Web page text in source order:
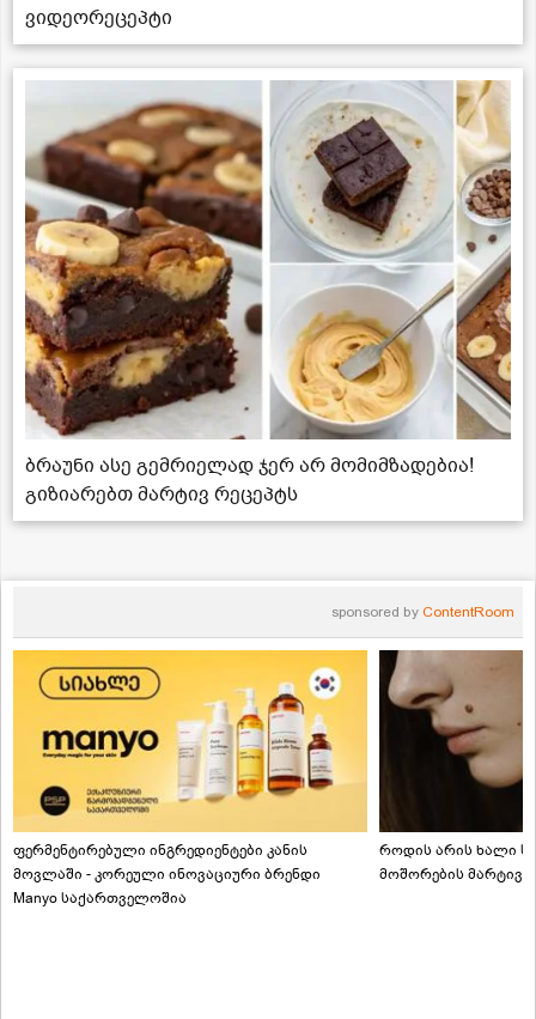
ვიდეორეცეპტი
ბრაუნი ასე გემრიელად ჯერ არ მომიმზადებია!
გიზიარებთ მარტივ რეცეპტს
sponsored by ContentRoom
ფერმენტირებული ინგრედიენტები კანის
მოვლაში - კორეული ინოვაციური ბრენდი
Manyo საქართველოშია
როდის არის ხალი
მოშორების